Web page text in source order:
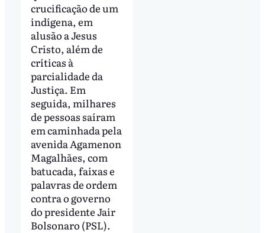
crucificação de um
indígena, em
alusão a Jesus
Cristo, além de
críticas à
parcialidade da
Justiça. Em
seguida, milhares
de pessoas saíram
em caminhada pela
avenida Agamenon
Magalhães, com
batucada, faixas e
palavras de ordem
contra o governo
do presidente Jair
Bolsonaro (PSL).